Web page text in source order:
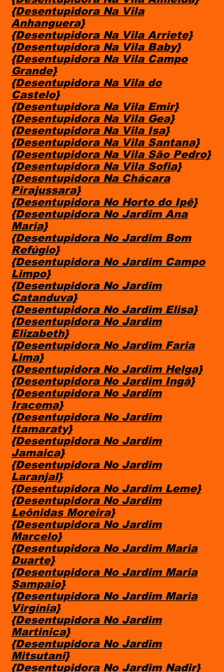
{Desentupidora Na Vila
Anhanguera}
{Desentupidora Na Vila Arriete}
{Desentupidora Na Vila Baby}
{Desentupidora Na Vila Campo
Grande}
{Desentupidora Na Vila do
Castelo}
{Desentupidora Na Vila Emir}
{Desentupidora Na Vila Gea}
{Desentupidora Na Vila Isa}
{Desentupidora Na Vila Santana}
{Desentupidora Na Vila São Pedro}
{Desentupidora Na Vila Sofia}
{Desentupidora Na Chácara
Pirajussara}
{Desentupidora No Horto do Ipê}
{Desentupidora No Jardim Ana
Maria}
{Desentupidora No Jardim Bom
Refúgio}
{Desentupidora No Jardim Campo
Limpo}
{Desentupidora No Jardim
Catanduva}
{Desentupidora No Jardim Elisa}
{Desentupidora No Jardim
Elizabeth}
{Desentupidora No Jardim Faria
Lima}
{Desentupidora No Jardim Helga}
{Desentupidora No Jardim Ingá}
{Desentupidora No Jardim
Iracema}
{Desentupidora No Jardim
Itamaraty}
{Desentupidora No Jardim
Jamaica}
{Desentupidora No Jardim
Laranjal}
{Desentupidora No Jardim Leme}
{Desentupidora No Jardim
Leônidas Moreira}
{Desentupidora No Jardim
Marcelo}
{Desentupidora No Jardim Maria
Duarte}
{Desentupidora No Jardim Maria
Sampaio}
{Desentupidora No Jardim Maria
Virgínia}
{Desentupidora No Jardim
Martinica}
{Desentupidora No Jardim
Mitsutani}
{Desentupidora No Jardim Nadir}